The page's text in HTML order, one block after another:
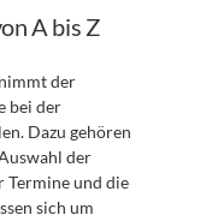
A bis Z
bei der
Dazu gehören
der
Termine und die
sich um